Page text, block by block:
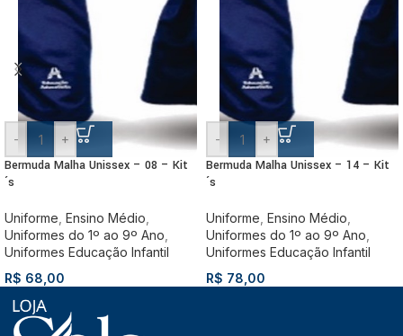
- +
Bermuda Malha Unissex – 08 – Kit
´s
Uniforme Ensino Médio
Uniformes do 1º ao 9º Ano
Uniformes Educação Infantil
R$ 68,00
- +
Bermuda Malha Unissex – 14 – Kit
´s
Uniforme Ensino Médio
Uniformes do 1º ao 9º Ano
Uniformes Educação Infantil
R$ 78,00